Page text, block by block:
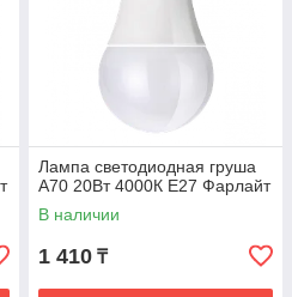
Лампа светодиодная груша
А70 20Вт 4000К Е27 Фарлайт
В наличии
1 410 ₸